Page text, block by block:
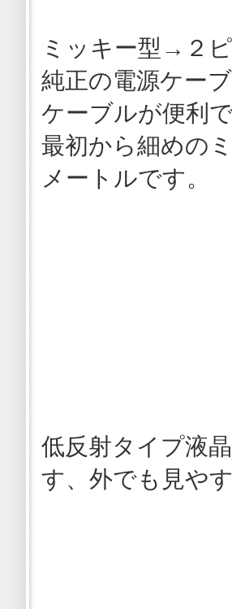
ミッキー型→２
純正の電源ケー
ケーブルが便利
最初から細めの
メートルです。
低反射タイプ液
す、外でも見や